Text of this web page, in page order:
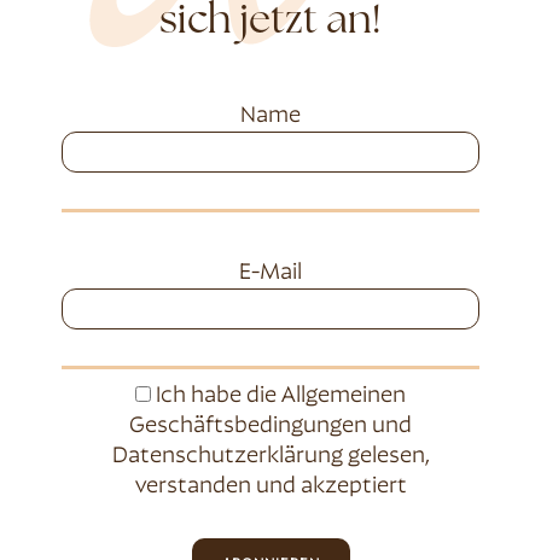
sich jetzt an!
Name
E-Mail
Ich habe die Allgemeinen
Geschäftsbedingungen und
Datenschutzerklärunggelesen,
verstanden und akzeptiert